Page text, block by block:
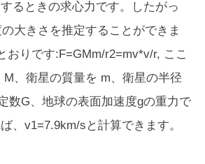
るときの求心力です。したがっ
大きさを推定することができま
おりです:F=GMm/r2=mv*v/r, ここ
M、衛星の質量を m、衛星の半径
数G、地球の表面加速度gの重力で
、v1=7.9km/sと計算できます。